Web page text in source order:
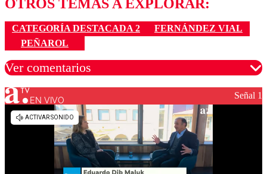
OTROS TEMAS A EXPLORAR:
CATEGORÍA DESTACADA 2
FERNÁNDEZ VIAL
PEÑAROL
Ver comentarios
Los comentarios son moderados para garantizar un
diálogo respetuoso.
EN VIVO Señal 1